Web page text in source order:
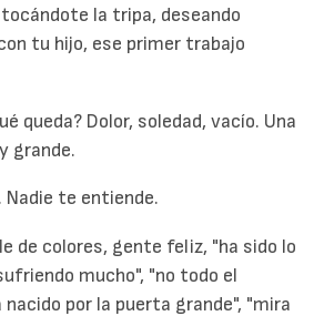
la tripa, deseando
tu hijo, ese primer trabajo
queda? Dolor, soledad, vacío. Una
grande.
Nadie te entiende.
de colores, gente feliz, "ha sido lo
mucho", "no todo el
nacido por la puerta grande", "mira